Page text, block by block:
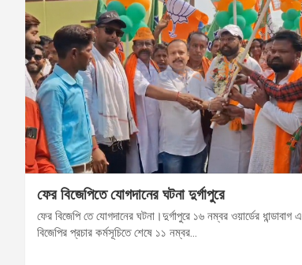
ফের বিজেপিতে যোগদানের ঘটনা দুর্গাপুরে
ফের বিজেপি তে যোগদানের ঘটনা।দুর্গাপুরে ১৬ নম্বর ওয়ার্ডের ধান্ডাবাগ
বিজেপির প্রচার কর্মসূচিতে শেষে ১১ নম্বর…